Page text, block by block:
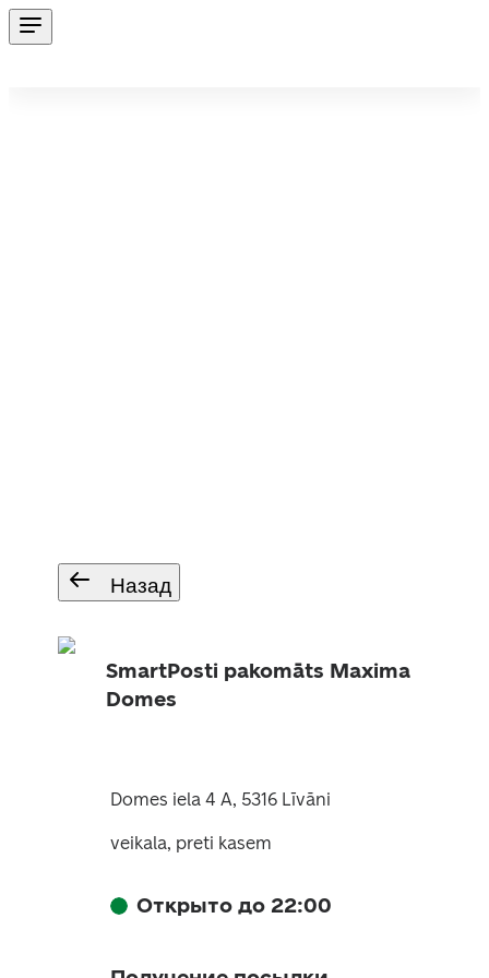
Назад
SmartPosti pakomāts Maxima
Domes
Domes iela 4 A, 5316 Līvāni
veikala, preti kasem
Открыто до 22:00